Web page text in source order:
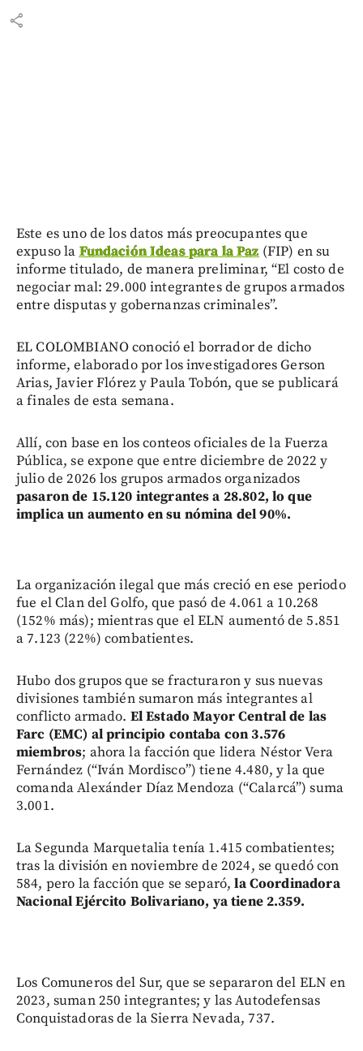
share
Este es uno de los datos más preocupantes que
expuso la Fundación Ideas para la Paz (FIP) en su
informe titulado, de manera preliminar, “El costo de
negociar mal: 29.000 integrantes de grupos armados
entre disputas y gobernanzas criminales”.
EL COLOMBIANO conoció el borrador de dicho
informe, elaborado por los investigadores Gerson
Arias, Javier Flórez y Paula Tobón, que se publicará
a finales de esta semana.
Allí, con base en los conteos oficiales de la Fuerza
Pública, se expone que entre diciembre de 2022 y
julio de 2026 los grupos armados organizados
pasaron de 15.120 integrantes a 28.802, lo que
implica un aumento en su nómina del 90%.
La organización ilegal que más creció en ese periodo
fue el Clan del Golfo, que pasó de 4.061 a 10.268
(152% más); mientras que el ELN aumentó de 5.851
a 7.123 (22%) combatientes.
Hubo dos grupos que se fracturaron y sus nuevas
divisiones también sumaron más integrantes al
conflicto armado. El Estado Mayor Central de las
Farc (EMC) al principio contaba con 3.576
miembros; ahora la facción que lidera Néstor Vera
Fernández (“Iván Mordisco”) tiene 4.480, y la que
comanda Alexánder Díaz Mendoza (“Calarcá”) suma
3.001.
La Segunda Marquetalia tenía 1.415 combatientes;
tras la división en noviembre de 2024, se quedó con
584, pero la facción que se separó,la Coordinadora
Nacional Ejército Bolivariano, ya tiene 2.359.
Los Comuneros del Sur, que se separaron del ELN en
2023, suman 250 integrantes; y las Autodefensas
Conquistadoras de la Sierra Nevada, 737.